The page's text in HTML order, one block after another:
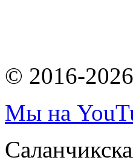
© 2016-
Мы на